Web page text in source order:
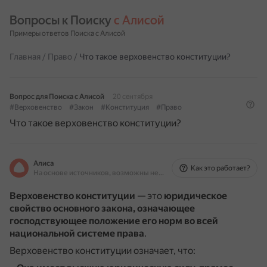
Вопросы к Поиску с Алисой
Примеры ответов Поиска с Алисой
Главная / Право / Что такое верховенство конституции?
Вопрос для Поиска с Алисой
20 сентября
#Верховенство
#Закон #Конституция #Право
Что такое верховенство конституции?
Алиса
На основе источников, возможны неточности
Как это работает?
Верховенство конституции — это юридическое
свойство основного закона, означающее
господствующее положение его норм во всей
национальной системе права.
Верховенство конституции означает, что: